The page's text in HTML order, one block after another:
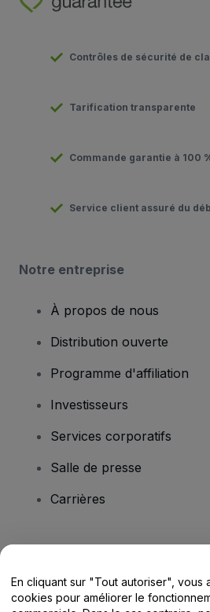
Contrôles de sécurité de
Tarification transparente
Commande garantie à 100
Service client assuré du
Notre entreprise
À propos de nous
Distribution ouverte
Programme d'affiliation
Investisseurs
Services corporatifs
Salle de presse
Carrières
Centre d'assistance /
En cliquant sur "Tout autoriser", vous
cookies pour améliorer le